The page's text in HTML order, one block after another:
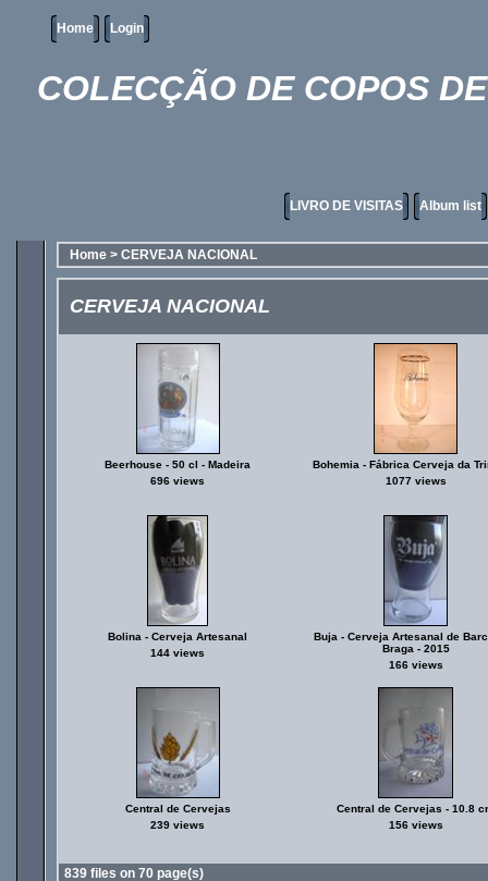
Home Login
COLECÇÃO DE COPOS
LIVRO DE VISITAS Album list
Home > CERVEJA NACIONAL
CERVEJA NACIONAL
Beerhouse - 50 cl - Madeira
696 views
Bohemia - Fábrica Cerveja da
1077 views
Bolina - Cerveja Artesanal
144 views
Buja - Cerveja Artesanal de
Braga - 2015
166 views
Central de Cervejas
239 views
Central de Cervejas - 10.8
156 views
839 files on 70 page(s)